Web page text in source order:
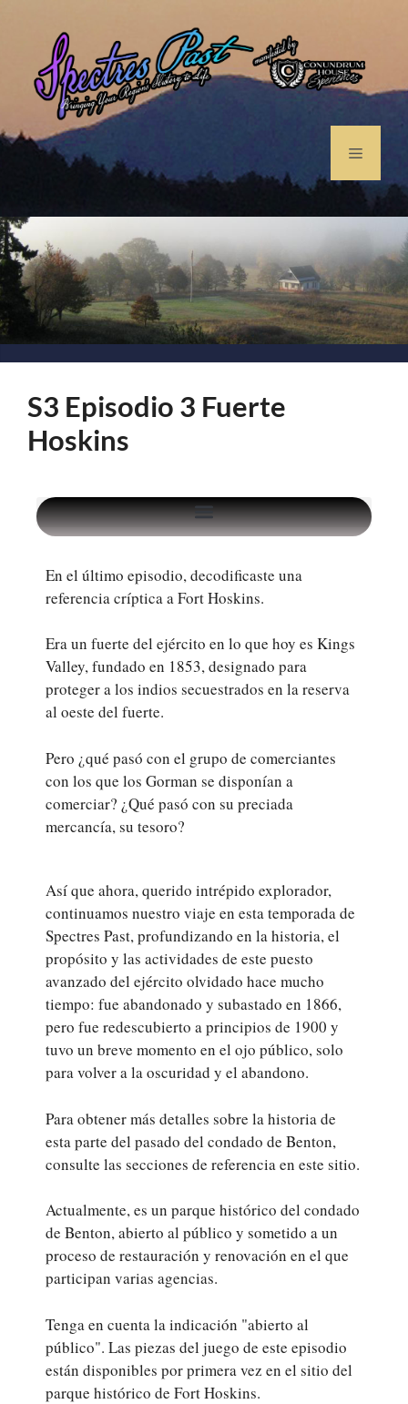
S3 Episodio 3 Fuerte
Hoskins
En el último episodio, decodificaste una
referencia críptica a Fort Hoskins.
Era un fuerte del ejército en lo que hoy es Kings
Valley, fundado en 1853, designado para
proteger a los indios secuestrados en la reserva
al oeste del fuerte.
Pero ¿qué pasó con el grupo de comerciantes
con los que los Gorman se disponían a
comerciar? ¿Qué pasó con su preciada
mercancía, su tesoro?
Así que ahora, querido intrépido explorador,
continuamos nuestro viaje en esta temporada de
Spectres Past, profundizando en la historia, el
propósito y las actividades de este puesto
avanzado del ejército olvidado hace mucho
tiempo: fue abandonado y subastado en 1866,
pero fue redescubierto a principios de 1900 y
tuvo un breve momento en el ojo público, solo
para volver a la oscuridad y el abandono.
Para obtener más detalles sobre la historia de
esta parte del pasado del condado de Benton,
consulte las secciones de referencia en este sitio.
Actualmente, es un parque histórico del condado
de Benton, abierto al público y sometido a un
proceso de restauración y renovación en el que
participan varias agencias.
Tenga en cuenta la indicación "abierto al
público". Las piezas del juego de este episodio
están disponibles por primera vez en el sitio del
parque histórico de Fort Hoskins.